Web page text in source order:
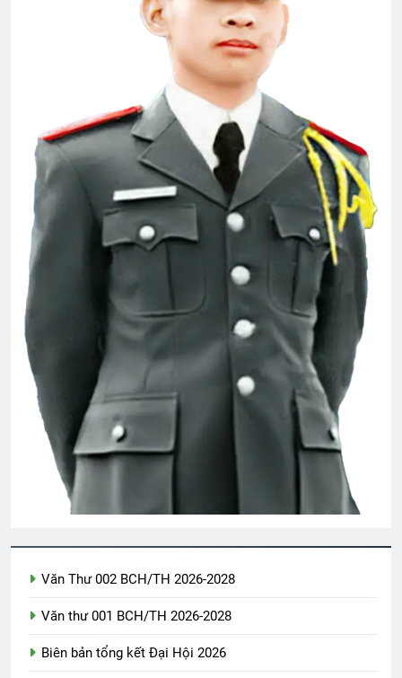
CSVSQ Nguyễn Văn Hải K20
2 Years Ago
CSVSQ Trần Quỳnh K20
2 Years Ago
MÙA XUÂN ĐANG TRỞ LẠI
3 Years Ago
English For Today book 5
1 Year Ago
Biên Bản Hội Thảo ĐHĐ ĐHĐKVBTC
2 Years Ago
CHỖ Ở CAO SANG (Rabindranath
3 Years Ago
Thiệp mời tham dự ĐHĐKVBTC 2024
Văn Thư 002 BCH/TH 2026-2028
Văn thư 001 BCH/TH 2026-2028
Biên bản tổng kết Đại Hội 2026